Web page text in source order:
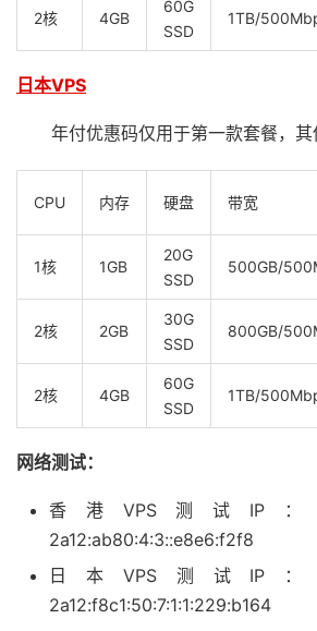
2核 4GB
60G
SSD
1TB/
日本VPS
年付优惠码仅用于第一款套餐，
CPU 内存 硬盘 带宽
1核 1GB
20G
SSD
500GB/
2核 2GB
30G
SSD
800GB/
2核 4GB
60G
SSD
1TB/
网络测试：
香港VPS测试IP：
2a12:ab80:4:3::e8e6:f2f8
日本VPS测试IP：
2a12:f8c1:50:7:1:1:229:b164